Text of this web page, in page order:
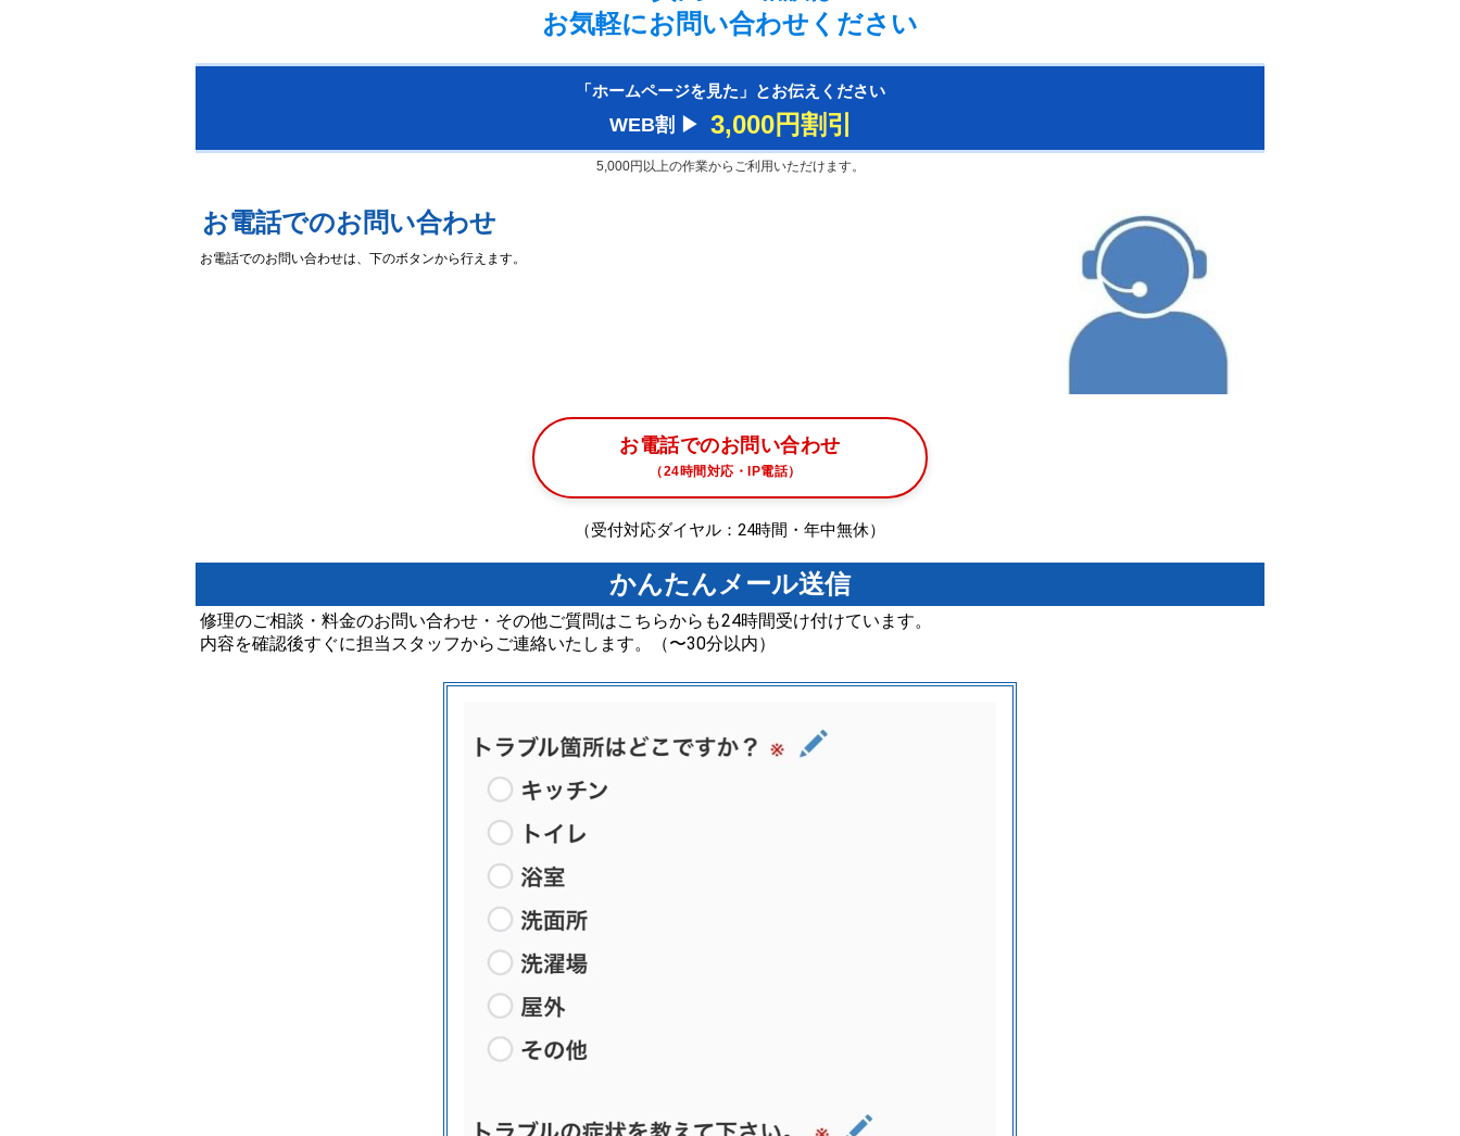
お気軽にお問い合わせください
「ホームページを見た」とお伝えください
WEB割 ▶︎ 3,000円割引
5,000円以上の作業からご利用いただけます。
お電話でのお問い合わせ
お電話でのお問い合わせは、下のボタンから行えます。
お電話でのお問い合わせ
（24時間対応・IP電話）
（受付対応ダイヤル：24時間・年中無休）
かんたんメール送信
修理のご相談・料金のお問い合わせ・その他ご質問はこちらからも24時間受け付けています。
内容を確認後すぐに担当スタッフからご連絡いたします。（〜30分以内）